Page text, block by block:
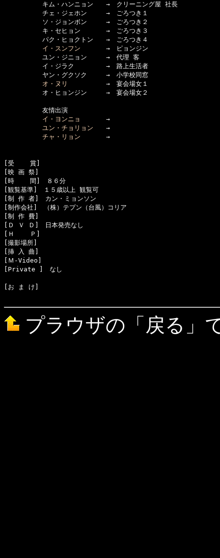
キム・ハンニョン　　→　クリーニング屋 社長
チェ・ジェホン　　　→　ごろつき１
ソ・ジョンボン　　　→　ごろつき２
キ・セヒョン　　　　→　ごろつき３
パク・ヒョクトン　　→　ごろつき４
イ・スンフン →　ピョンジン
ユン・ジニョン　　　→　代理 客
イ・ジラク　　　　　→　路上生活者
ヤン・グクソク　　　→　小学校同窓
オ・ヌリ
→　宴会場女１
オ・ヒョンジン　　　→　宴会場女２
友情出演
イ・ヨンニョ
→
ユン・チョリョン →
チャ・リョン →
[受    賞]
[映 画 祭]
[時    間]　８６分
[観覧基準]　１５歳以上 観覧可
[制 作 者]　カン・ミョンソン
[制作会社]　（株）テプン（台風）コリア
[制 作 費]
[Ｄ Ｖ Ｄ]　日本発売なし
[Ｈ    Ｐ]
[撮影場所]
[挿 入 曲]
[Ｍ-Video]
[お ま け]
プラウザの「戻る」